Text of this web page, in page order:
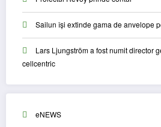
Sailun își extinde gama de anvelope
Lars Ljungström a fost numit director
cellcentric
eNEWS